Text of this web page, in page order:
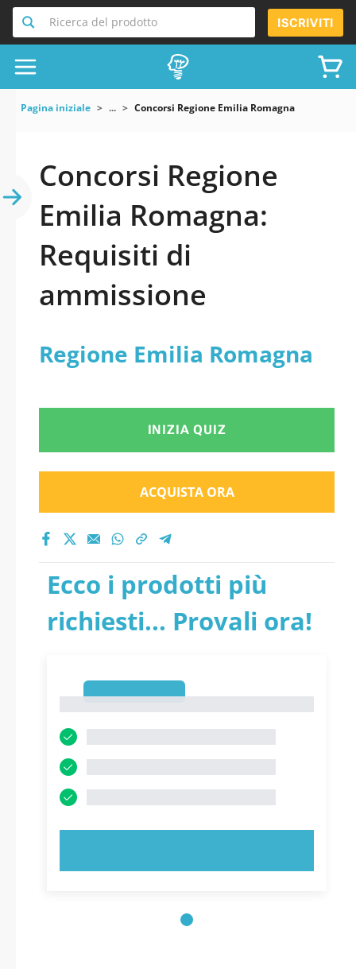
Ricerca del prodotto ISCRIVITI
Pagina iniziale ... Concorsi Regione Emilia Romagna
Concorsi Regione
Emilia Romagna:
Requisiti di
ammissione
Regione Emilia Romagna
INIZIA QUIZ
ACQUISTA ORA
Ecco i prodotti più
richiesti... Provali ora!